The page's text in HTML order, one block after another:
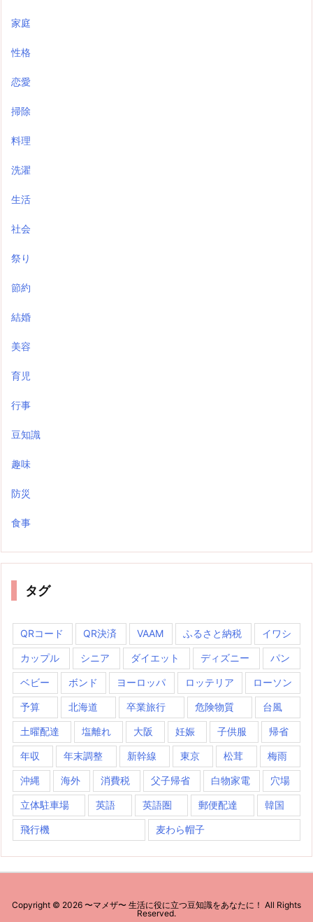
家庭
性格
恋愛
掃除
料理
洗濯
生活
社会
祭り
節約
結婚
美容
育児
行事
豆知識
趣味
防災
食事
タグ
QRコード QR決済 VAAM ふるさと納税 イワシ
カップル シニア ダイエット ディズニー パン
ベビー ボンド ヨーロッパ ロッテリア ローソン
予算 北海道 卒業旅行 危険物質 台風
土曜配達 塩離れ 大阪 妊娠 子供服 帰省
年収 年末調整 新幹線 東京 松茸 梅雨
沖縄 海外 消費税 父子帰省 白物家電 穴場
立体駐車場 英語 英語圏 郵便配達 韓国
飛行機 麦わら帽子
Copyright © 2026 〜マメザ〜 生活に役に立つ豆知識をあなたに！ All Rights
Reserved.